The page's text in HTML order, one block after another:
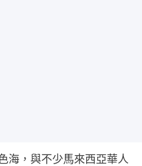
海，與不少馬來西亞華人